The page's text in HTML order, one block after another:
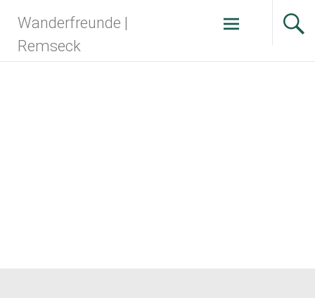
Inhalt
springen
Wanderfreunde |
Remseck